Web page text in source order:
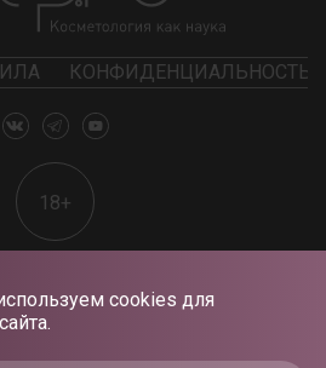
cookies для
КОНФИДЕНЦИАЛЬНОСТЬ
18+